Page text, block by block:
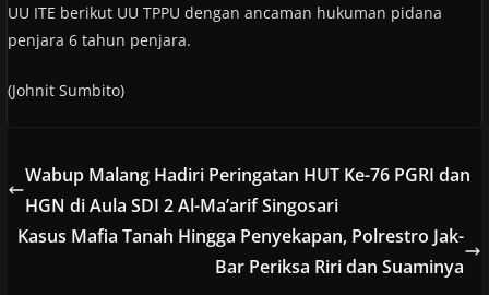
UU ITE berikut UU TPPU dengan ancaman hukuman pidana
penjara 6 tahun penjara.
(Johnit Sumbito)
Wabup Malang Hadiri Peringatan HUT Ke-76 PGRI dan
HGN di Aula SDI 2 Al-Ma’arif Singosari
Kasus Mafia Tanah Hingga Penyekapan, Polrestro Jak-
Bar Periksa Riri dan Suaminya